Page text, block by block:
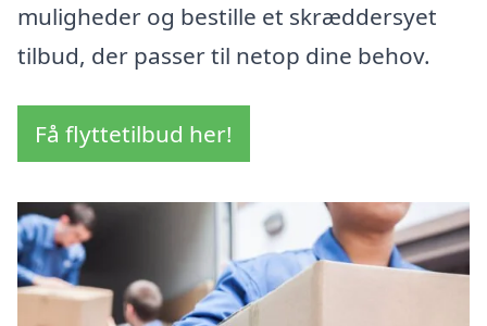
muligheder og bestille et skræddersyet
tilbud, der passer til netop dine behov.
Få flyttetilbud her!